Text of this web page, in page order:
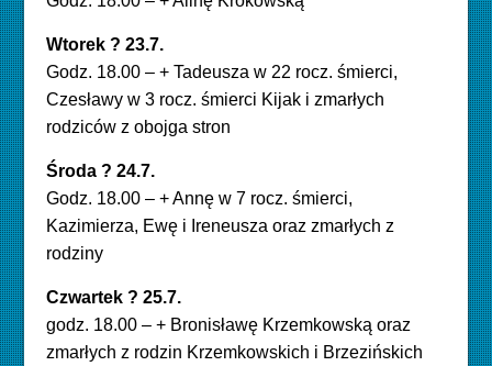
Wtorek ? 23.7.
Godz. 18.00 – + Tadeusza w 22 rocz. śmierci,
Czesławy w 3 rocz. śmierci Kijak i zmarłych
rodzicówz obojga stron
Środa ? 24.7.
Godz. 18.00 – + Annę w 7 rocz. śmierci,
Kazimierza, Ewę i Ireneusza oraz zmarłych z
rodziny
Czwartek ? 25.7.
godz. 18.00 – + Bronisławę Krzemkowską oraz
zmarłych z rodzin Krzemkowskich i Brzezińskich